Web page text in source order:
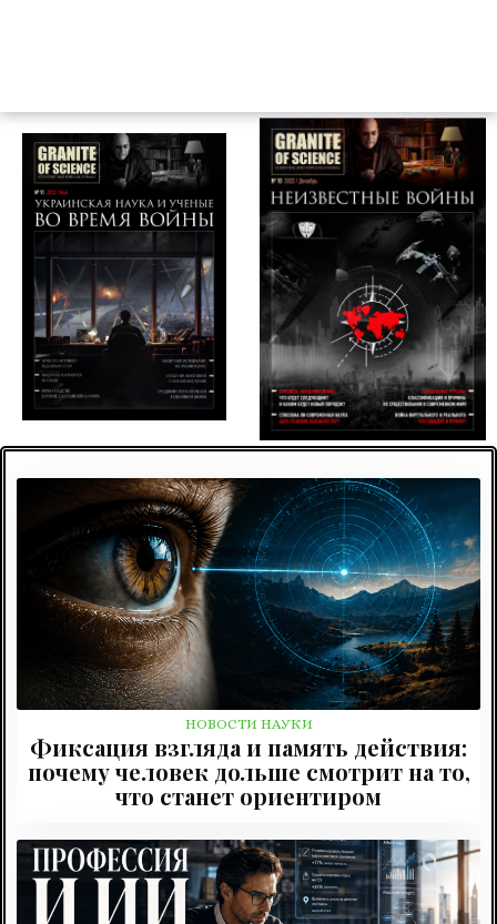
НОВОСТИ НАУКИ
Фиксация взгляда и память действия:
почему человек дольше смотрит на то,
что станет ориентиром